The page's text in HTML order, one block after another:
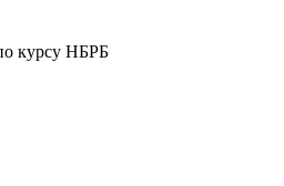
курсу НБРБ